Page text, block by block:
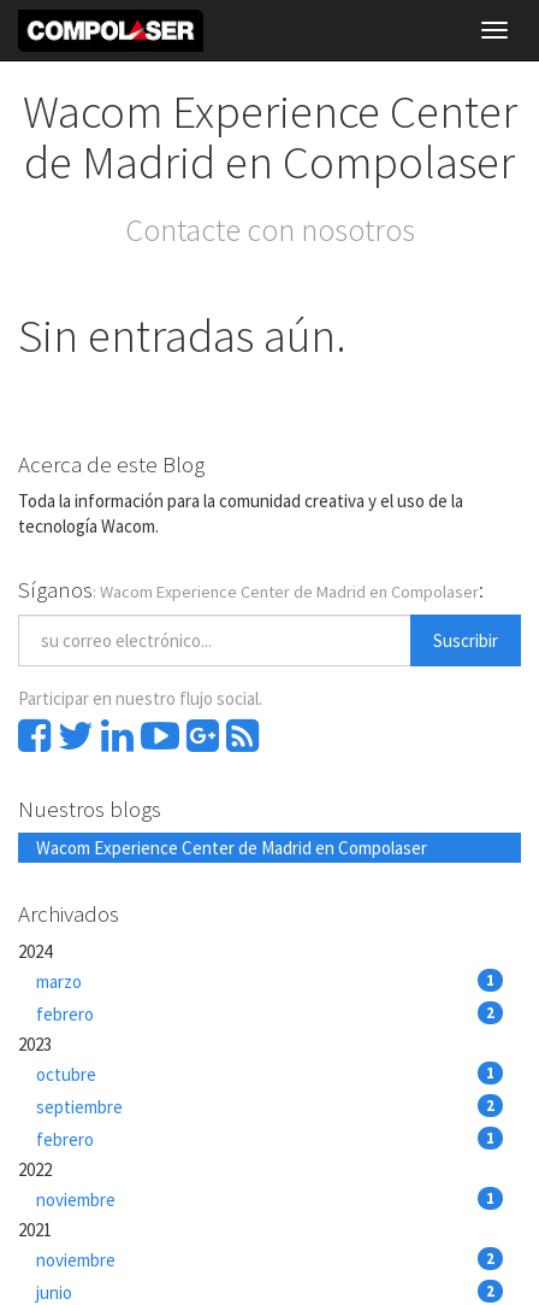
Wacom Experience Center
de Madrid en Compolaser
Contacte con nosotros
Sin entradas aún.
Acerca de este Blog
Toda la información para la comunidad creativa y el uso de la
tecnología Wacom.
Síganos: Wacom Experience Center de Madrid en Compolaser:
Suscribir
Participar en nuestro flujo social.
Nuestros blogs
Wacom Experience Center de Madrid en Compolaser
Archivados
2024
marzo
1
febrero 2
2023
octubre
1
septiembre 2
febrero 1
2022
noviembre
1
2021
noviembre
2
junio 2